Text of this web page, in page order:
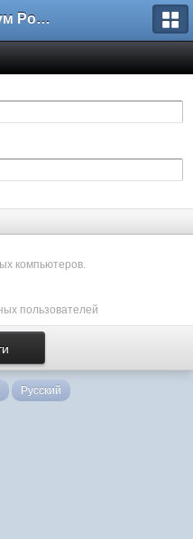
Автофорум Ростова-на-Дону
компьютеров.
пользователей
Русский